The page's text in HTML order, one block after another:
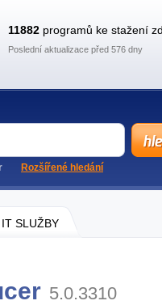
IT SLUŽBY
5.0.3310
11882 programů ke stažení
Poslední aktualizace před 576 dny
Rozšířené hledání